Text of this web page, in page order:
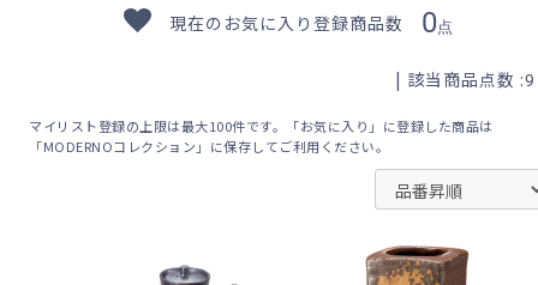
現在のお気に入り登録商品数 0点
| 該当商品点数 :9
マイリスト登録の上限は最大100件です。「お気に入り」に登録した商品は
「MODERNOコレクション」に保存してご利用ください。